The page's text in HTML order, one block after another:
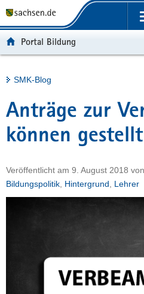
t
b
e
r
g
e
i
f
u
n
h
a
l
e
v
c
e
Portalübergreifende
Portal Bildung
Hauptinhalt
SMK-Blog
Anträge zur
können
Veröffentlicht am 9. August 2018 von
Bildungspolitik Hintergrund Lehrer